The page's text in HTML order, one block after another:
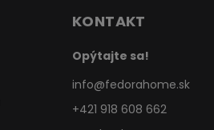
KONTAKT
Opýtajte sa!
info@fedorahome.sk
+421 918 608 662